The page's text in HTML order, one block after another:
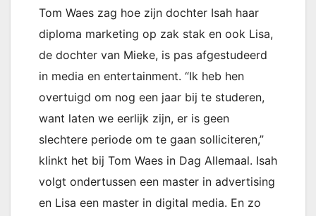
Tom Waes zag hoe zijn dochter Isah haar
diploma marketing op zak stak en ook Lisa,
de dochter van Mieke, is pas afgestudeerd
in media en entertainment. “Ik heb hen
overtuigd om nog een jaar bij te studeren,
want laten we eerlijk zijn, er is geen
slechtere periode om te gaan solliciteren,”
klinkt het bij Tom Waes in Dag Allemaal. Isah
volgt ondertussen een master in advertising
en Lisa een master in digital media. En zo